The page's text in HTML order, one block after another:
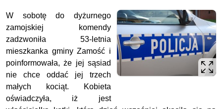
W sobotę do dyżurnego
zamojskiej komendy
zadzwoniła 53-letnia
mieszkanka gminy Zamość i
poinformowała, że jej sąsiad
nie chce oddać jej trzech
małych kociąt. Kobieta
oświadczyła, iż jest